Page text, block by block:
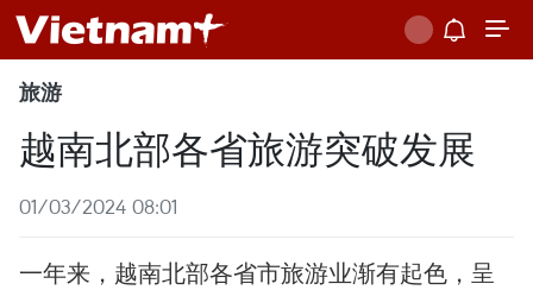
旅游
越南北部各省旅游突破发展
01/03/2024 08:01
一年来，越南北部各省市旅游业渐有起色，呈